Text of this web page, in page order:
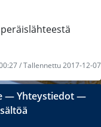
/ Tallennettu 2017-12-07
―Yhteystiedot―